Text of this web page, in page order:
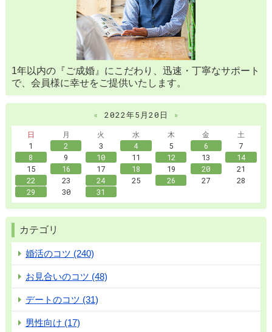
1年以内の『ご成婚』にこだわり、迅速・丁寧なサポート
で、会員様に幸せをご提供いたします。
« 2022年5月20日
»
日
月 火 水 木 金
土
1
2 3 4 5 6
7
8
9 10 11 12 13
14
15
16 17 18 19 20
21
22
23 24 25 26 27
28
29
30 31
カテゴリ
婚活のコツ (240)
お見合いのコツ (48)
デートのコツ (31)
男性向け (17)